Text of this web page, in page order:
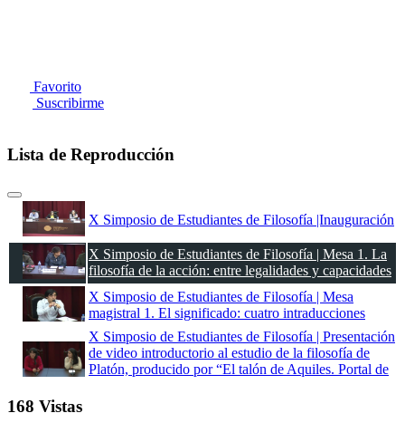
Favorito
Suscribirme
Lista de Reproducción
X Simposio de Estudiantes de Filosofía |Inauguración
X Simposio de Estudiantes de Filosofía | Mesa 1. La
filosofía de la acción: entre legalidades y capacidades
X Simposio de Estudiantes de Filosofía | Mesa
magistral 1. El significado: cuatro intraducciones
X Simposio de Estudiantes de Filosofía | Presentación
de video introductorio al estudio de la filosofía de
Platón, producido por “El talón de Aquiles. Portal de
168 Vistas